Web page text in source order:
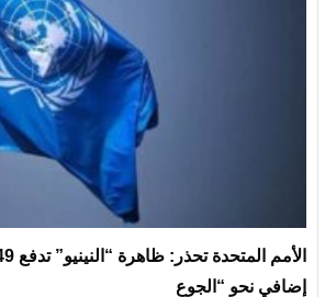
إضافي نحو “الجوع